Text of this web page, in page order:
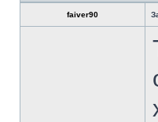
faiver90